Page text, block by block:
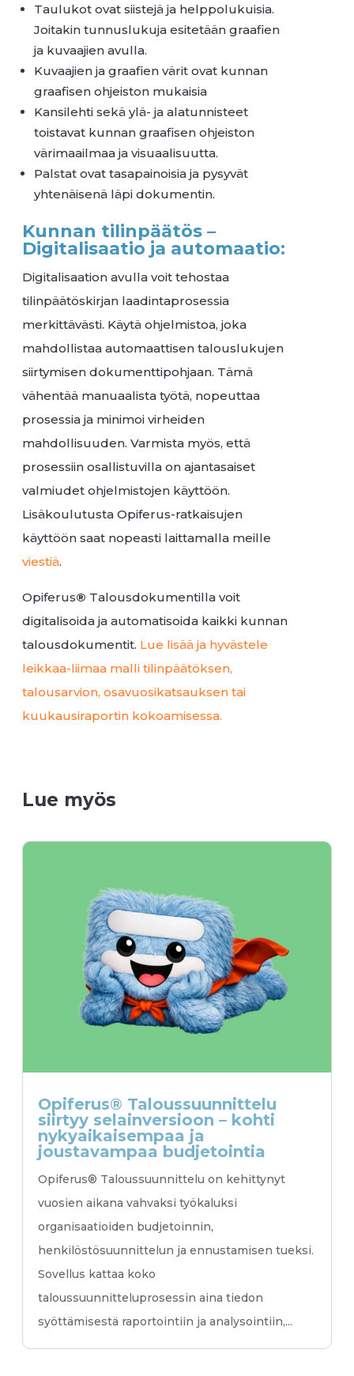
Taulukot ovat siistejä ja helppolukuisia.
Joitakin tunnuslukuja esitetään graafien
ja kuvaajien avulla.
Kuvaajien ja graafien värit ovat kunnan
graafisen ohjeiston mukaisia
Kansilehti sekä ylä- ja alatunnisteet
toistavat kunnan graafisen ohjeiston
värimaailmaa ja visuaalisuutta.
Palstat ovat tasapainoisia ja pysyvät
yhtenäisenä läpi dokumentin.
Kunnan tilinpäätös –
Digitalisaatio ja automaatio:
Digitalisaation avulla voit tehostaa
tilinpäätöskirjan laadintaprosessia
merkittävästi. Käytä ohjelmistoa, joka
mahdollistaa automaattisen talouslukujen
siirtymisen dokumenttipohjaan. Tämä
vähentää manuaalista työtä, nopeuttaa
prosessia ja minimoi virheiden
mahdollisuuden. Varmista myös, että
prosessiin osallistuvilla on ajantasaiset
valmiudet ohjelmistojen käyttöön.
Lisäkoulutusta Opiferus-ratkaisujen
käyttöön saat nopeasti laittamalla meille
viestiä.
Opiferus® Talousdokumentilla voit
digitalisoida ja automatisoida kaikki kunnan
talousdokumentit. Lue lisää ja hyvästele
leikkaa-liimaa malli tilinpäätöksen,
talousarvion, osavuosikatsauksen tai
kuukausiraportin kokoamisessa.
Lue myös
Opiferus® Taloussuunnittelu
siirtyy selainversioon – kohti
nykyaikaisempaa ja
joustavampaa budjetointia
Opiferus® Taloussuunnittelu on kehittynyt
vuosien aikana vahvaksi työkaluksi
organisaatioiden budjetoinnin,
henkilöstösuunnittelun ja ennustamisen tueksi.
Sovellus kattaa koko
taloussuunnitteluprosessin aina tiedon
syöttämisestä raportointiin ja analysointiin,...